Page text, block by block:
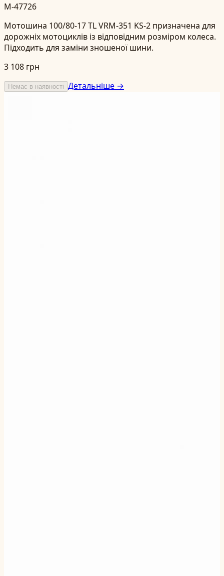
M-47726
Мотошина 100/80-17 TL VRM-351 KS-2 призначена для
дорожніх мотоциклів із відповідним розміром колеса.
Підходить для заміни зношеної шини.
3 108 грн
Немає в наявності Детальніше →